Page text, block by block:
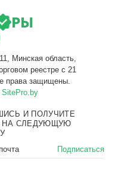
SitePro.by